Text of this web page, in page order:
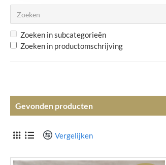
Zoeken in subcategorieën
Zoeken in productomschrijving
Gevonden producten
Vergelijken